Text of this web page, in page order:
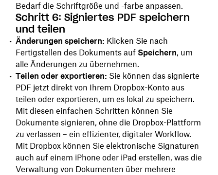
Bedarf die Schriftgröße und -farbe anpassen.
Schritt 6: Signiertes PDF speichern
und teilen
Änderungen speichern: Klicken Sie nach
Fertigstellen des Dokuments auf Speichern, um
alle Änderungen zu übernehmen.
Teilen oder exportieren: Sie können das signierte
PDF jetzt direkt von Ihrem Dropbox-Konto aus
teilen oder exportieren, um es lokal zu speichern.
Mit diesen einfachen Schritten können Sie
Dokumente signieren, ohne die Dropbox-Plattform
zu verlassen – ein effizienter, digitaler Workflow.
Mit Dropbox können Sie elektronische Signaturen
auch auf einem iPhone oder iPad erstellen, was die
Verwaltung von Dokumenten über mehrere